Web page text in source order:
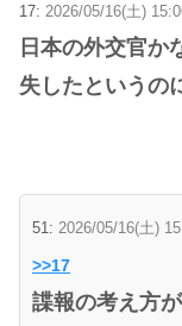
17: 2026/05/16(土)
日本の外交官か
失したというの
51: 2026/05/16(土)
>>17
諜報の考え方